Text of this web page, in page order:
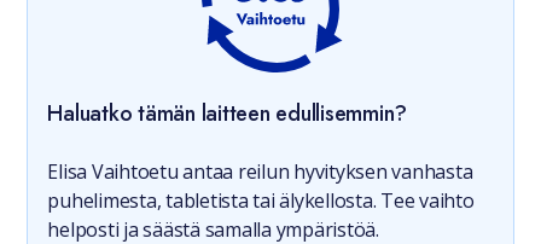
Haluatko tämän laitteen edullisemmin?
Elisa Vaihtoetu antaa reilun hyvityksen vanhasta
puhelimesta, tabletista tai älykellosta. Tee vaihto
helposti ja säästä samalla ympäristöä.